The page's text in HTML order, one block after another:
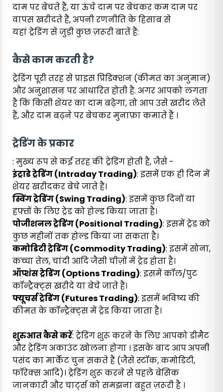
दाम पर बेचते हैं, या ऊंचे दाम पर बेचकर कम दाम पर
वापस खरीदते हैं, अपनी रणनीति के हिसाब से
यहां ट्रेडिंग से जुड़ी कुछ ज़रूरी बातें हैं:
कैसे काम करती है?
ट्रेडिंग पूरी तरह से प्राइस प्रिडिक्शन (कीमत का अनुमान)
और अनुशासन पर आधारित होती है. अगर आपको लगता
है कि किसी शेयर का दाम बढ़ेगा, तो आप उसे खरीद लेते
हैं, और दाम बढ़ने पर बेचकर मुनाफ़ा कमाते हैं ।
ट्रेडिंग के प्रकार
: मुख्य रूप से कई तरह की ट्रेडिंग होती है, जैसे -
इंट्राडे ट्रेडिंग (Intraday Trading): इसमें एक ही दिन में
शेयर खरीदकर बेचे जाते हैं।
स्विंग ट्रेडिंग (Swing Trading): इसमें कुछ दिनों या
हफ्तों के लिए ट्रेड को होल्ड किया जाता है।
पोजीशनल ट्रेडिंग (Positional Trading): इसमें ट्रेड को
कुछ महीनों तक होल्ड किया जा सकता है।
कमोडिटी ट्रेडिंग (Commodity Trading): इसमें सोना,
कच्चा तेल, चांदी आदि जैसी चीज़ों में ट्रेड होता है।
ऑप्शंस ट्रेडिंग (Options Trading): इसमें कॉल/पुट
कॉन्ट्रैक्ट्स खरीदे या बेचे जाते हैं।
फ्यूचर्स ट्रेडिंग (Futures Trading): इसमें भविष्य की
कीमत के कॉन्ट्रैक्ट्स में ट्रेड किया जाता है।
शुरुआत कैसे करें: ट्रेडिंग शुरू करने के लिए आपको डीमैट
और ट्रेडिंग अकाउंट खोलना होगा । इसके बाद आप अपनी
पसंद का मार्केट चुन सकते हैं (जैसे स्टॉक, कमोडिटी,
फॉरेक्स आदि)। ट्रेडिंग शुरू करने से पहले बेसिक
जानकारी और चार्ट्स को समझना बहुत ज़रूरी है ।